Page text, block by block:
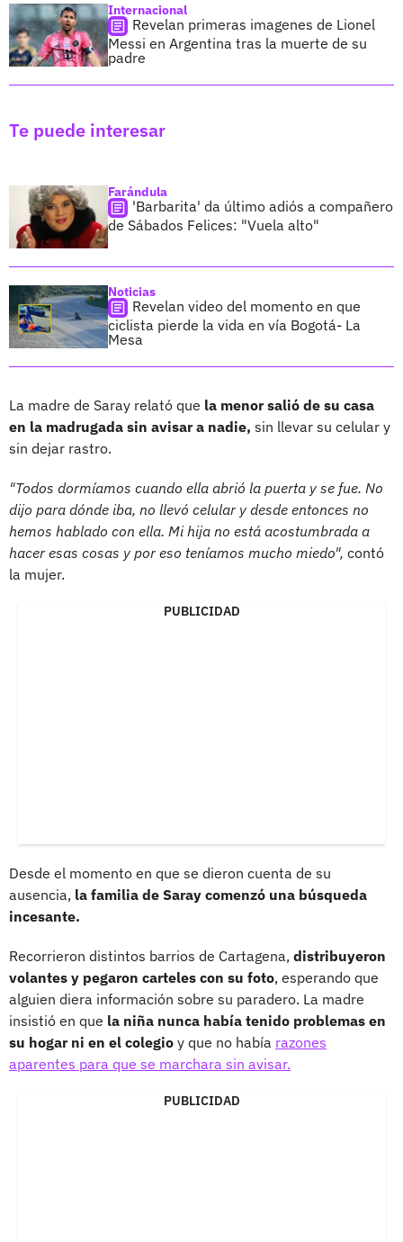
Internacional
Revelan primeras imagenes de Lionel
Messi en Argentina tras la muerte de su
padre
Te puede interesar
Farándula
'Barbarita' da último adiós a compañero
de Sábados Felices: "Vuela alto"
Noticias
Revelan video del momento en que
ciclista pierde la vida en vía Bogotá- La
Mesa
La madre de Saray relató que la menor salió de su casa
en la madrugada sin avisar a nadie, sin llevar su celular y
sin dejar rastro.
"Todos dormíamos cuando ella abrió la puerta y se fue. No
dijo para dónde iba, no llevó celular y desde entonces no
hemos hablado con ella. Mi hija no está acostumbrada a
hacer esas cosas y por eso teníamos mucho miedo", contó
la mujer.
PUBLICIDAD
Desde el momento en que se dieron cuenta de su
ausencia, la familia de Saray comenzó una búsqueda
incesante.
Recorrieron distintos barrios de Cartagena, distribuyeron
volantes y pegaron carteles con su foto, esperando que
alguien diera información sobre su paradero. La madre
insistió en que la niña nunca había tenido problemas en
su hogar ni en el colegio y que no había razones
aparentes para que se marchara sin avisar.
PUBLICIDAD